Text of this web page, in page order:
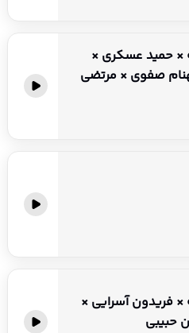
× حمید عسکری ×
صفوی × مرتضی
فریدون آسرایی ×
حبیبی